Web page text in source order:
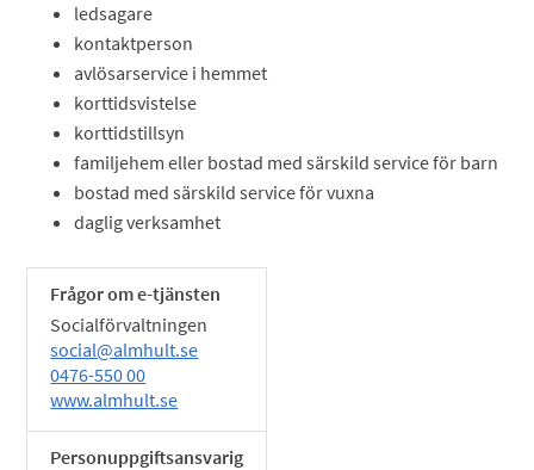
ledsagare
kontaktperson
avlösarservice i hemmet
korttidsvistelse
korttidstillsyn
familjehem eller bostad med särskild service för barn
bostad med särskild service för vuxna
daglig verksamhet
Frågor om e-tjänsten
Socialförvaltningen
social@almhult.se
0476-550 00
www.almhult.se
Personuppgiftsansvarig